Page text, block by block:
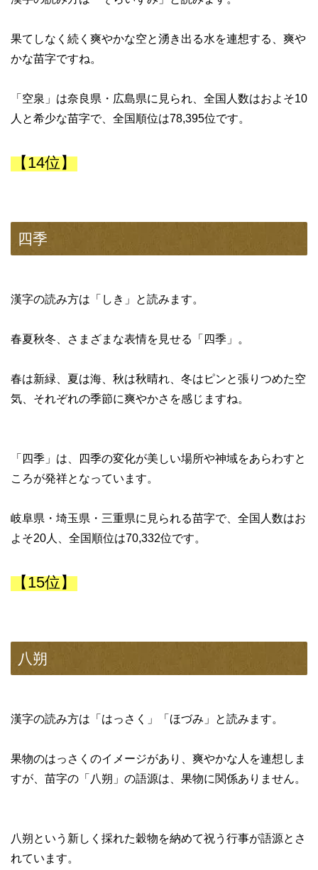
果てしなく続く爽やかな空と湧き出る水を連想する、爽や
かな苗字ですね。
「空泉」は奈良県・広島県に見られ、全国人数はおよそ10
人と希少な苗字で、全国順位は78,395位です。
【14位】
四季
漢字の読み方は「しき」と読みます。
春夏秋冬、さまざまな表情を見せる「四季」。
春は新緑、夏は海、秋は秋晴れ、冬はピンと張りつめた空
気、それぞれの季節に爽やかさを感じますね。
「四季」は、四季の変化が美しい場所や神域をあらわすと
ころが発祥となっています。
岐阜県・埼玉県・三重県に見られる苗字で、全国人数はお
よそ20人、全国順位は70,332位です。
【15位】
八朔
漢字の読み方は「はっさく」「ほづみ」と読みます。
果物のはっさくのイメージがあり、爽やかな人を連想しま
すが、苗字の「八朔」の語源は、果物に関係ありません。
八朔という新しく採れた穀物を納めて祝う行事が語源とさ
れています。